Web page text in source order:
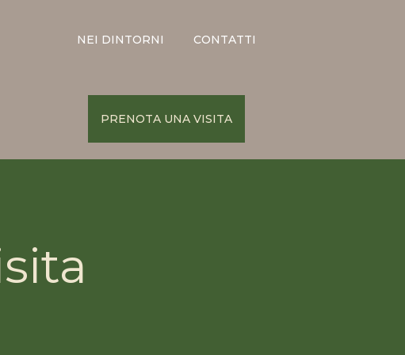
NEI DINTORNI CONTATTI
PRENOTA UNA VISITA